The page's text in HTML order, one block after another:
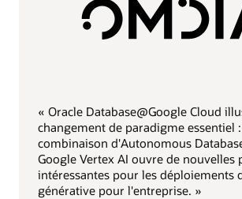
« Oracle Database@Google Cloud
changement de paradigme essentiel
combinaison d'Autonomous
Google Vertex AI ouvre de nouvelles
intéressantes pour les déploiements
générative pour l'entreprise. »